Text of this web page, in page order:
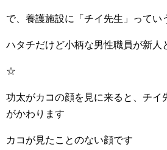
で、養護施設に「チイ先生」ってい
ハタチだけど小柄な男性職員が新人
☆
功太がカコの顔を見に来ると、チイ
がかわります
カコが見たことのない顔です